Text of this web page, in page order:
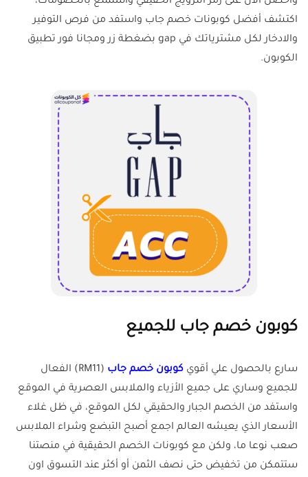
اكتشف أفضل كوبونات خصم جاب واستفد من فرص التوفير
والادخار لكل مشترياتك في gap بضغطة زر ومجانا فور تطبيق
الكوبون.
كوبون خصم جاب للجميع
سارع بالحصول علي أقوي كوبون خصم جاب
(RM11) الفعال
للجميع وساري على جميع الأزياء والملابس العصرية في الموقع
واستفد من الخصم الجبار والحقيقي لكل الموقع، في ظل غلاء
الأسعار الذي يعيشه العالم اجمع أصبح التبضع وشراء الملابس
صعب نوعا ما، ولكن مع كوبونات الخصم الحقيقية في منصتنا
ستتمكن من تخفيض حتى نصف الثمن أو أكثر عند التسوق اون